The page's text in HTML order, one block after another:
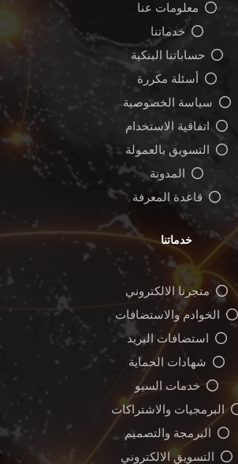
معلومات عنا
خدماتنا
حساباتنا البنكية
أسئلة مكررة
سياسة الخصوصية
اتفاقية الاستخدام
التسويق بالعمولة
المدونة
قاعدة المعرفة
خدماتنا
متجرنا الالكتروني
الخوادم والاستضافات
استضافات البريد
شهادات الحماية
خدمات السيو
البرمجيات والاشتراكات
البرمجة والتصميم
التسويق الالكتروني